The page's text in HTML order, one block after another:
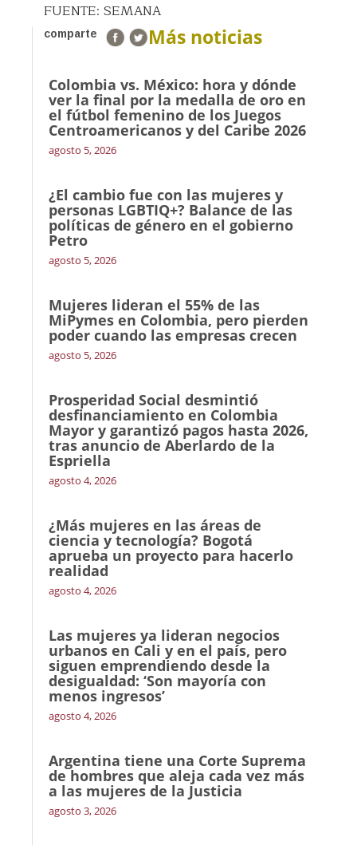
FUENTE: SEMANA
comparte Más noticias
Colombia vs. México: hora y dónde
ver la final por la medalla de oro en
el fútbol femenino de los Juegos
Centroamericanos y del Caribe 2026
agosto 5, 2026
¿El cambio fue con las mujeres y
personas LGBTIQ+? Balance de las
políticas de género en el gobierno
Petro
agosto 5, 2026
Mujeres lideran el 55% de las
MiPymes en Colombia, pero pierden
poder cuando las empresas crecen
agosto 5, 2026
Prosperidad Social desmintió
desfinanciamiento en Colombia
Mayor y garantizó pagos hasta 2026,
tras anuncio de Aberlardo de la
Espriella
agosto 4, 2026
¿Más mujeres en las áreas de
ciencia y tecnología? Bogotá
aprueba un proyecto para hacerlo
realidad
agosto 4, 2026
Las mujeres ya lideran negocios
urbanos en Cali y en el país, pero
siguen emprendiendo desde la
desigualdad: ‘Son mayoría con
menos ingresos’
agosto 4, 2026
Argentina tiene una Corte Suprema
de hombres que aleja cada vez más
a las mujeres de la Justicia
agosto 3, 2026